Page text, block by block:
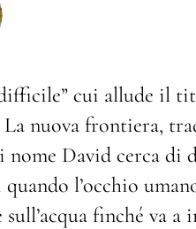
cui allude il
nuova frontiera,
David cerca di
l’occhio
sull’acqua finché va